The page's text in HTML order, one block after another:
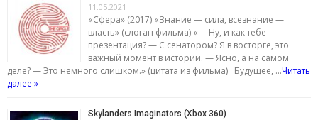
11.05.2021
«Сфера» (2017) «Знание — сила, всезнание —
власть» (слоган фильма) «— Ну, и как тебе
презентация? — С сенатором? Я в восторге, это
важный момент в истории. — Ясно, а на самом
деле? — Это немного слишком.» (цитата из фильма) Будущее, …Читать
далее »
Skylanders Imaginators (Xbox 360)